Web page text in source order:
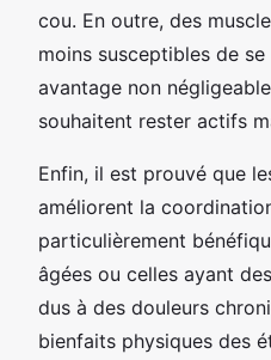
cou. En outre, des
moins susceptibles de
avantage non
souhaitent rester actifs
Enfin, il est prouvé que
améliorent la
particulièrement
âgées ou celles ayant
dus à des douleurs
bienfaits physiques des